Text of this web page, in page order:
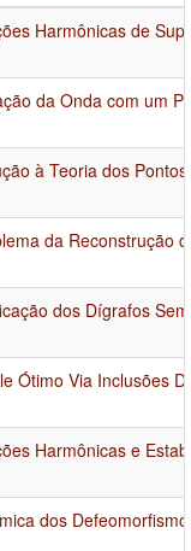
Harmônicas de
da Onda com um
à Teoria dos
da Reconstrução
dos Dígrafos
Ótimo Via Inclusões
Harmônicas e
dos